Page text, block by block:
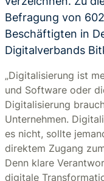
Befragung von
Beschäftigten in
Digitalverbands
„Digitalisierung ist
und Software oder
Digitalisierung
Unternehmen.
es nicht, sollte
direktem Zugang
Denn klare
digitale